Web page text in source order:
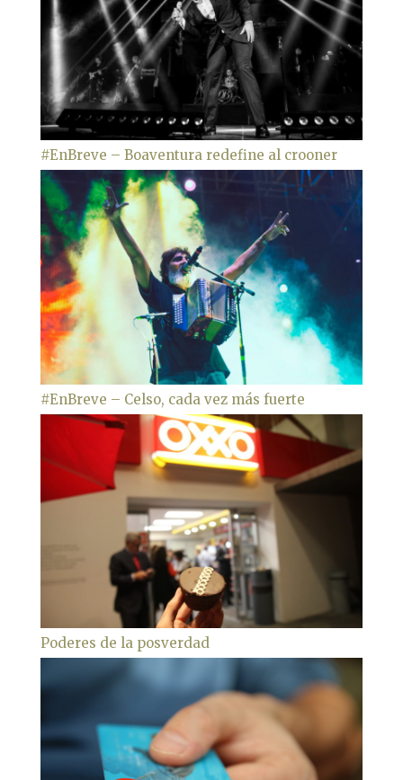
#EnBreve – Boaventura redefine al crooner
#EnBreve – Celso, cada vez más fuerte
Poderes de la posverdad